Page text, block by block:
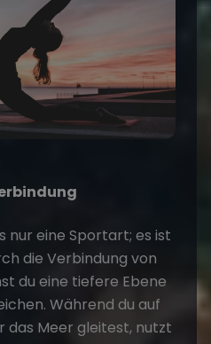
nur eine Sportart; es ist
die Verbindung von
du eine tiefere Ebene
Während du auf
das Meer gleitest, nutzt